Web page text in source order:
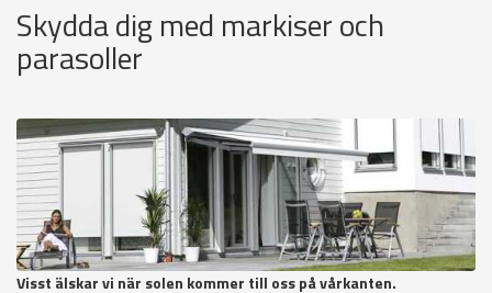
Skydda dig med markiser och
parasoller
Visst älskar vi när solen kommer till oss på vårkanten.